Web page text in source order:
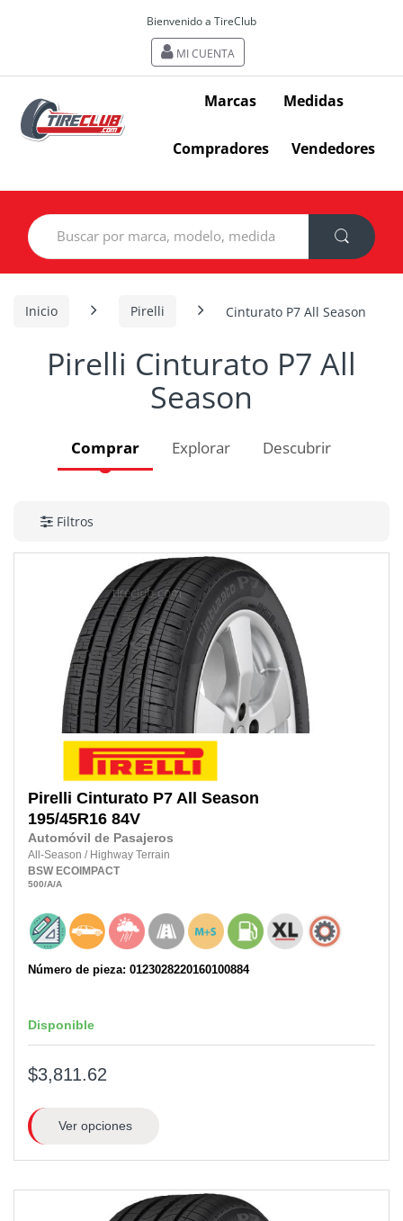
Bienvenido a TireClub
MI CUENTA
Marcas Medidas
Compradores Vendedores
Search
for:
Inicio Pirelli Cinturato P7 All Season
Pirelli Cinturato P7 All
Season
Comprar Explorar Descubrir
Filtros
Pirelli Cinturato P7 All Season
195/45R16 84V
Automóvil de Pasajeros
All-Season / Highway Terrain
BSW ECOIMPACT
500/A/A
Número de pieza: 0123028220160100884
Disponible
$3,811.62
Ver opciones